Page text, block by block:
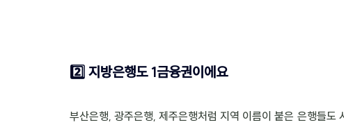
2️⃣ 지방은행도 1금융권이에요
부산은행, 광주은행, 제주은행처럼 지역 이름이 붙은 은행들도